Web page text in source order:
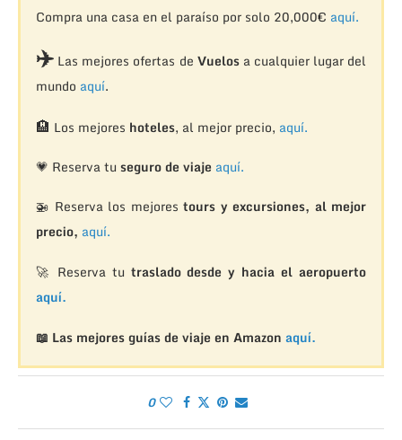
Compra una casa en el paraíso por solo 20,000€ aquí.
✈️Las mejores ofertas de Vuelosa cualquier lugar del
mundo aquí.
🏨 Los mejores hoteles, al mejor precio, aquí.
💗 Reserva tu seguro de viaje aquí.
🚁 Reserva los mejorestours y excursiones, al mejor
precio, aquí.
🚀 Reserva tu traslado desde y hacia el aeropuerto
aquí.
📖 Las mejores guías de viaje en Amazon aquí.
0